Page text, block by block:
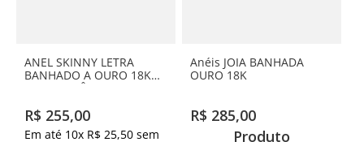
ANEL SKINNY LETRA
BANHADO A OURO 18K
COM ZIRCÔNIAS-LETRA D
R$ 255,00
Em até 10x R$ 25,50 sem
Anéis JOIA BANHADA
OURO 18K
R$ 285,00
Produto